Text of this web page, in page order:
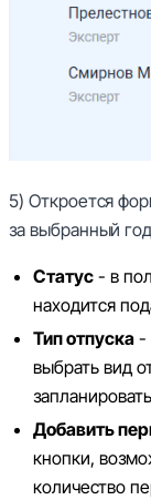
5) Откроется
за выбранный
Статус - в
находится
Тип отпуска-
выбрать вид
Добавить
кнопки,
количество